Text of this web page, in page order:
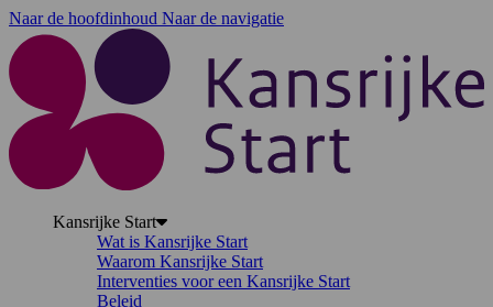
Naar de hoofdinhoud Naar de navigatie
Kansrijke Start
Wat is Kansrijke Start
Waarom Kansrijke Start
Interventies voor een Kansrijke Start
Beleid